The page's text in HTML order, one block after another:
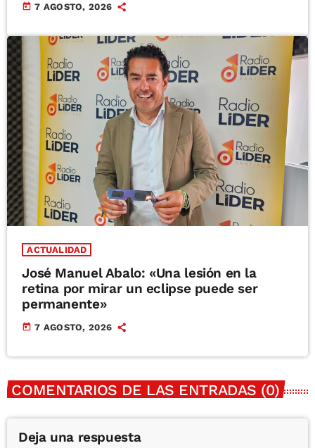
today 7 AGOSTO, 2026
ACTUALIDAD
José Manuel Abalo: «Una lesión en la
retina por mirar un eclipse puede ser
permanente»
today 7 AGOSTO, 2026
COMENTARIOS DE LAS ENTRADAS (0)
Deja una respuesta